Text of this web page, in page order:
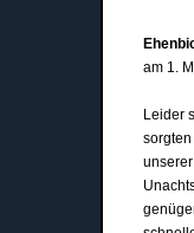
am 1.
Leider